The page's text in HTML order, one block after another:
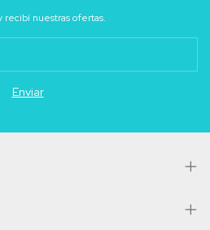
recibí nuestras ofertas.